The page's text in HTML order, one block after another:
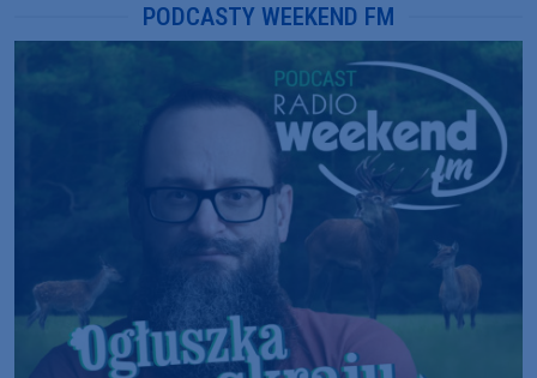
PODCASTY WEEKEND FM